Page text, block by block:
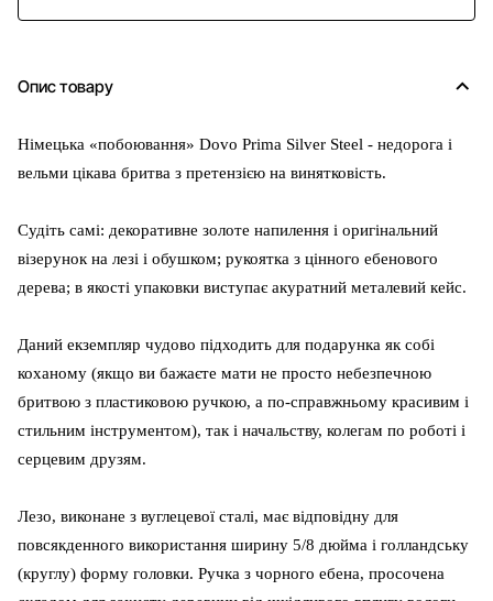
Опис товару
Німецька «побоювання» Dovo Prima Silver Steel - недорога і
вельми цікава бритва з претензією на винятковість.
Судіть самі: декоративне золоте напилення і оригінальний
візерунок на лезі і обушком; рукоятка з цінного ебенового
дерева; в якості упаковки виступає акуратний металевий кейс.
Даний екземпляр чудово підходить для подарунка як собі
коханому (якщо ви бажаєте мати не просто небезпечною
бритвою з пластиковою ручкою, а по-справжньому красивим і
стильним інструментом), так і начальству, колегам по роботі і
серцевим друзям.
Лезо, виконане з вуглецевої сталі, має відповідну для
повсякденного використання ширину 5/8 дюйма і голландську
(круглу) форму головки. Ручка з чорного ебена, просочена